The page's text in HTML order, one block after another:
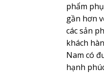
phẩm
gần hơn
các sản
khách
Nam có
hạnh